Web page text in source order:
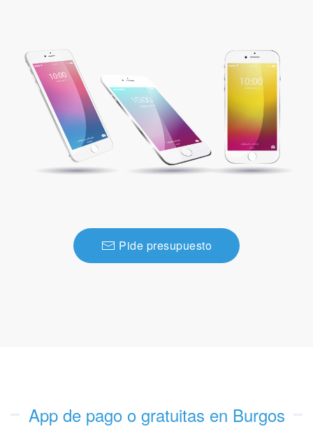
Pide presupuesto
App de pago o gratuitas en Burgos